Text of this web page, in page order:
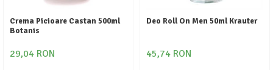
Crema Picioare Castan 500ml
Botanis
29,04 RON
Deo Roll On Men 50ml Krauter
45,74 RON